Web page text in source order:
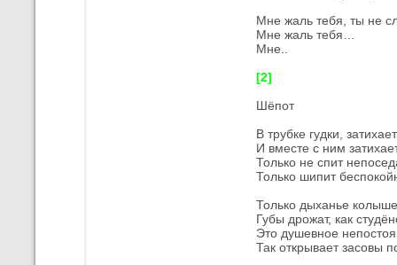
Мне жаль тебя, ты не
Мне жаль тебя…
Мне..
[2]
Шёпот
В трубке гудки,
И вместе с ним
Только не спит
Только шипит
Только дыханье
Губы дрожат, как
Это душевное
Так открывает засовы